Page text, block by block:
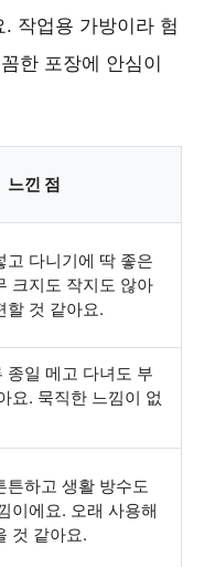
작업용 가방이라 험
한 포장에 안심이
느낀 점
고 다니기에 딱 좋은
크지도 작지도 않아
할 것 같아요.
종일 메고 다녀도 부
요. 묵직한 느낌이 없
튼하고 생활 방수도
이에요. 오래 사용해
것 같아요.